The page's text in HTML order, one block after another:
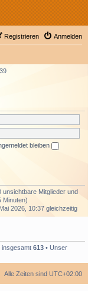
Anmelden
Registrieren
bleiben
unsichtbare Mitglieder und
Minuten)
2026, 10:37 gleichzeitig
insgesamt 613 • Unser
Alle Zeiten sind UTC+02:00